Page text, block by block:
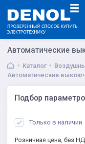
Автоматические
Каталог
Автоматические
Подбор
Только в наличии
Розничная цена, без